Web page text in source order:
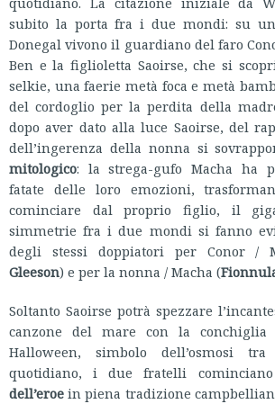
subito la porta fra i due mondi: su
Donegal vivono il guardiano del faro
Ben e la figlioletta Saoirse, che si
selkie, una faerie metà foca e metà
del cordoglio per la perdita della
dopo aver dato alla luce Saoirse, del
dell’ingerenza della nonna si
mitologico: la strega-gufo Macha ha
fatate delle loro emozioni,
cominciare dal proprio figlio, il
simmetrie fra i due mondi si fanno
degli stessi doppiatori per Conor /
Gleeson) e per la nonna / Macha (
Soltanto Saoirse potrà spezzare
canzone del mare con la
Halloween, simbolo dell’osmosi
quotidiano, i due fratelli
dell’eroe in piena tradizione